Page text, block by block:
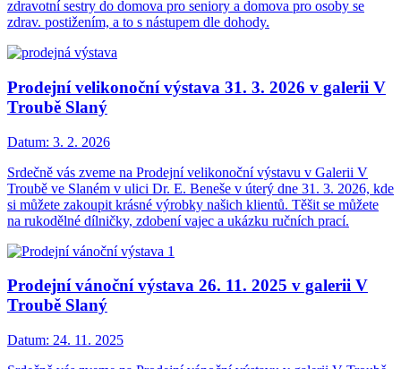
zdravotní sestry do domova pro seniory a domova pro osoby se
zdrav. postižením, a to s nástupem dle dohody.
Prodejní velikonoční výstava 31. 3. 2026 v galerii V
Troubě Slaný
Datum: 3. 2. 2026
Srdečně vás zveme na Prodejní velikonoční výstavu v Galerii V
Troubě ve Slaném v ulici Dr. E. Beneše v úterý dne 31. 3. 2026, kde
si můžete zakoupit krásné výrobky našich klientů. Těšit se můžete
na rukodělné dílničky, zdobení vajec a ukázku ručních prací.
Prodejní vánoční výstava 26. 11. 2025 v galerii V
Troubě Slaný
Datum: 24. 11. 2025